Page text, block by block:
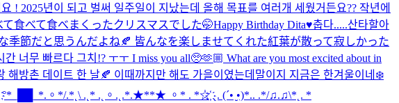
! 2025년이 되고 벌써 일주일이 지났는데 올해 목표를 여러개 세웠거든요?? 작년에
食べて食べまくったクリスマスでした🤭Happy Birthday Dita♥️춥다.....산타할아
季節だと思うんだよね🍂 皆んなを楽しませてくれた紅葉が散って寂しかった
너무 빠르다 그치!? ㅜㅜ I miss you all🥺🫶🏼 What are you most excited about in
해방촌 데이트 한 날🍂 이때까지만 해도 가을이였는데말이지 지금은 한겨울이네❄️
°*_██_*.。*/.*˛\ .˛* .˛。.˛.*.★**★ 。* . *☆҉ ˛. (´• ̮•)*.. .*/♫.♫\*˛. *